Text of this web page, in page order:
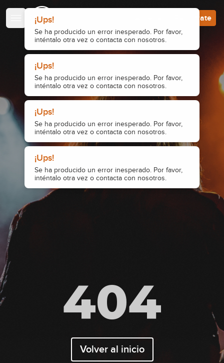
¡Ups!
Se ha producido un error inesperado. Por favor,
inténtalo otra vez o contacta con nosotros.
¡Ups!
Se ha producido un error inesperado. Por favor,
inténtalo otra vez o contacta con nosotros.
¡Ups!
Se ha producido un error inesperado. Por favor,
inténtalo otra vez o contacta con nosotros.
¡Ups!
Se ha producido un error inesperado. Por favor,
inténtalo otra vez o contacta con nosotros.
Regístrate
404
Volver al inicio
Escuela de Guitarristas